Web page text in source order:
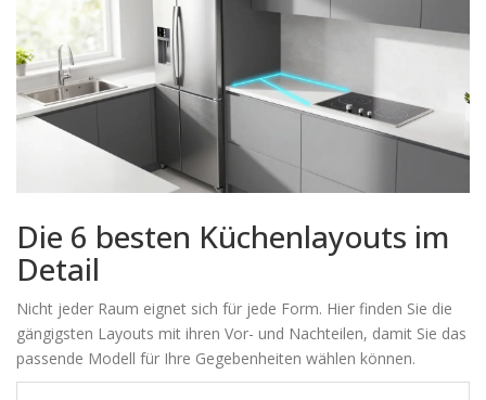
Die 6 besten Küchenlayouts im
Detail
Nicht jeder Raum eignet sich für jede Form. Hier finden Sie die
gängigsten Layouts mit ihren Vor- und Nachteilen, damit Sie das
passende Modell für Ihre Gegebenheiten wählen können.